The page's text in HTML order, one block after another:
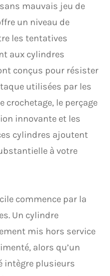
mauvais jeu de
un niveau de
les tentatives
aux cylindres
conçus pour résister
utilisées par les
crochetage, le perçage
innovante et les
cylindres ajoutent
à votre
commence par la
Un cylindre
mis hors service
alors qu’un
intègre plusieurs